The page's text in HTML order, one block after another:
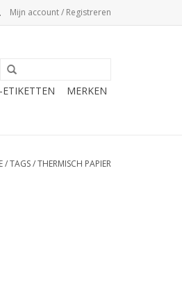
Mijn account / Registreren
MERKEN
/TAGS/THERMISCH PAPIER